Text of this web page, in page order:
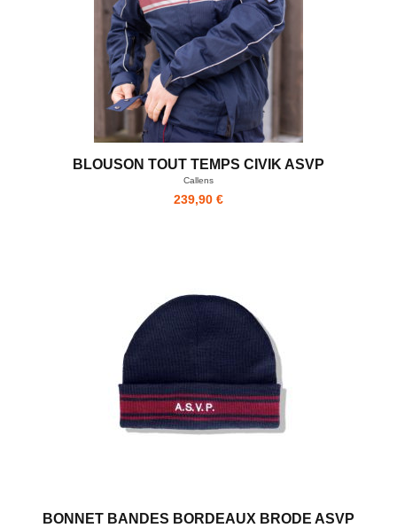
BLOUSON TOUT TEMPS CIVIK ASVP
Callens
239,90 €
BONNET BANDES BORDEAUX BRODE ASVP